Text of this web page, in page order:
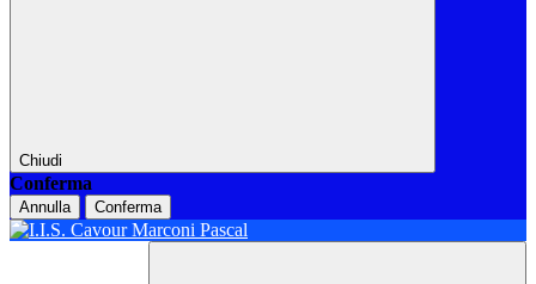
Chiudi
Conferma
Annulla Conferma